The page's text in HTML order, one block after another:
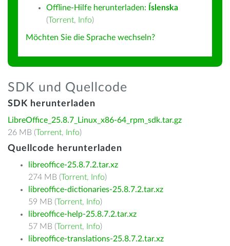
Offline-Hilfe herunterladen:
Íslenska
(Torrent, Info)
Möchten Sie die Sprache wechseln?
SDK und Quellcode
SDK herunterladen
LibreOffice_25.8.7_Linux_x86-64_rpm_sdk.tar.gz
26 MB (Torrent, Info)
Quellcode herunterladen
libreoffice-25.8.7.2.tar.xz
274 MB (Torrent, Info)
libreoffice-dictionaries-25.8.7.2.tar.xz
59 MB (Torrent, Info)
libreoffice-help-25.8.7.2.tar.xz
57 MB (Torrent, Info)
libreoffice-translations-25.8.7.2.tar.xz